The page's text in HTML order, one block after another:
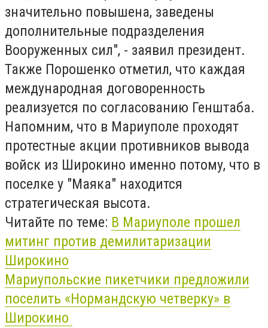
значительно повышена, заведены
дополнительные подразделения
Вооруженных сил", - заявил президент.
Также Порошенко отметил, что каждая
международная договоренность
реализуется по согласованию Генштаба.
Напомним, что в Мариуполе проходят
протестные акции противников вывода
войск из Широкино именно потому, что в
поселке у "Маяка" находится
стратегическая высота.
Читайте по теме: В Мариуполе прошел
митинг против демилитаризации
Широкино
Мариупольские пикетчики предложили
поселить «Нормандскую четверку» в
Широкино